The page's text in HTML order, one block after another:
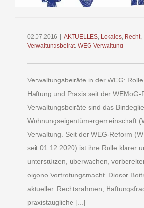
02.07.2016 | AKTUELLES Lokales Recht
Verwaltungsbeirat WEG-Verwaltung
Verwaltungsbeiräte in der WEG:
Haftung und Praxis seit der WEMoG-
Verwaltungsbeiräte sind das
Wohnungseigentümergemeinschaft
Verwaltung. Seit der WEG-Reform
seit 01.12.2020) ist ihre Rolle klarer
unterstützen, überwachen,
eigene Vertretungsmacht. Dieser
aktuellen Rechtsrahmen,
praxistaugliche [...]